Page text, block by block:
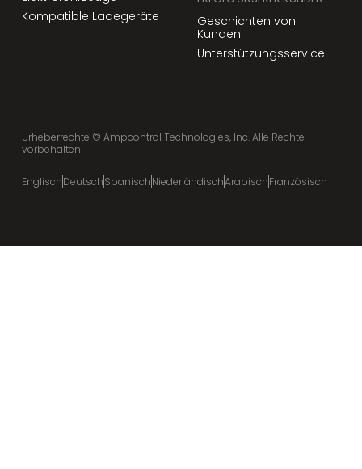
Kompatible Ladegeräte
Geschichten von
Kunden
Unterstützungsservice
Urheberrechte © Ampcontrol Technologies, Inc. Alle Rechte
vorbehalten
EnglischDeutschSpanischNiederländischArabischFranzösisch